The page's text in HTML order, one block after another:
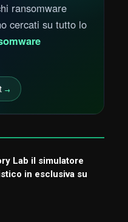
ransomware
cercati su tutto lo
→
Lab il simulatore
in esclusiva su